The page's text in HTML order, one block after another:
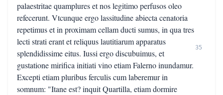
palaestritae quamplures et nos legitimo perfusos oleo
refecerunt. Vtcunque ergo lassitudine abiecta cenatoria
repetimus et in proximam cellam ducti sumus, in qua tres
lecti strati erant et reliquus lautitiarum apparatus
splendidissime eitus. Iussi ergo discubuimus, et
gustatione mirifica initiati vino etiam Falerno inundamur.
Excepti etiam pluribus ferculis cum laberemur in
somnum: "Itane est? inquit Quartilla, etiam dormire
35